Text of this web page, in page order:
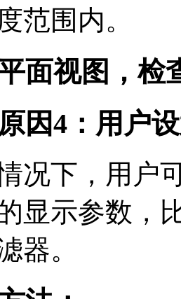
范围内。
面视图，检
因4：用户
况下，用户
显示参数，
器。